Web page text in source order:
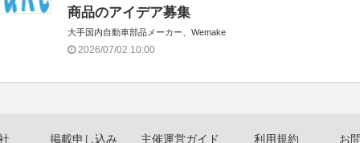
商品のアイデア募集
大手国内自動車部品メーカー、Wemake
2026/07/02 10:00
掲載申し込み 主催運営ガイド 利用規約 お